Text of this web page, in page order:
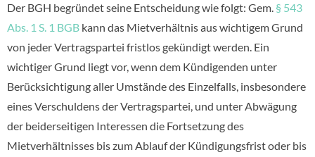
Der BGH begründet seine Entscheidung wie folgt: Gem. § 543
Abs. 1 S. 1 BGB kann das Mietverhältnis aus wichtigem Grund
von jeder Vertragspartei fristlos gekündigt werden. Ein
wichtiger Grund liegt vor, wenn dem Kündigenden unter
Berücksichtigung aller Umstände des Einzelfalls, insbesondere
eines Verschuldens der Vertragspartei, und unter Abwägung
der beiderseitigen Interessen die Fortsetzung des
Mietverhältnisses bis zum Ablauf der Kündigungsfrist oder bis